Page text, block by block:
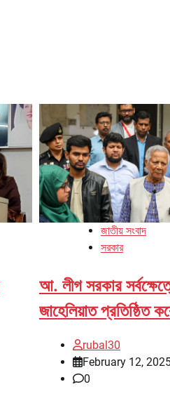
জাতীয় সংবাদ
সরকার
আ. লীগ সরকার
জাহেলিয়াত প্রতিষ্ঠিত
rubal30
February 12,
0